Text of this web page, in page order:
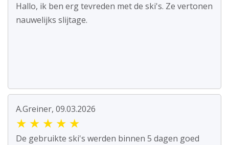
Hallo, ik ben erg tevreden met de ski's. Ze vertonen
nauwelijks slijtage.
A.Greiner, 09.03.2026
★ ★ ★ ★ ★
De gebruikte ski's werden binnen 5 dagen goed